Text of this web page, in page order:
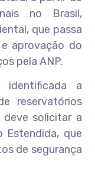
no Brasil,
que passa
aprovação do
pela ANP.
identificada a
reservatórios
deve solicitar a
Estendida, que
de segurança